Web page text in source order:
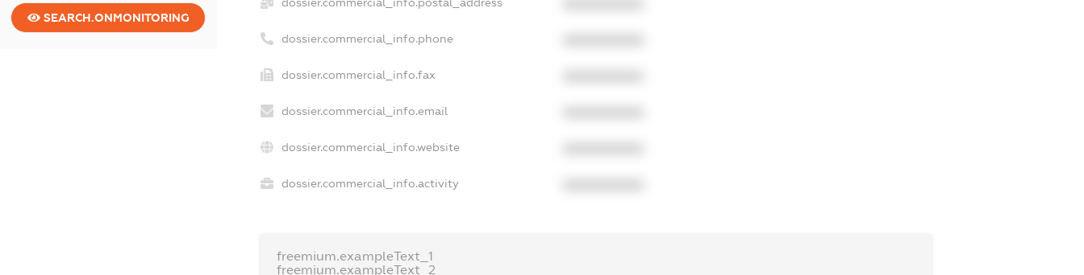
SEARCH.ONMONITORING
dossier.commercial_info.phone
dossier.commercial_info.fax
dossier.commercial_info.email
dossier.commercial_info.website
dossier.commercial_info.activity
freemium.exampleText_1
freemium.exampleText_2